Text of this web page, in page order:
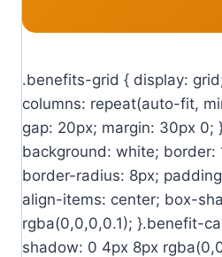
.benefits-grid { display:
columns: repeat(auto-fit,
gap: 20px; margin: 30px 0;
background: white; border:
border-radius: 8px;
align-items: center; box-
rgba(0,0,0,0.1); }.benefit-
shadow: 0 4px 8px